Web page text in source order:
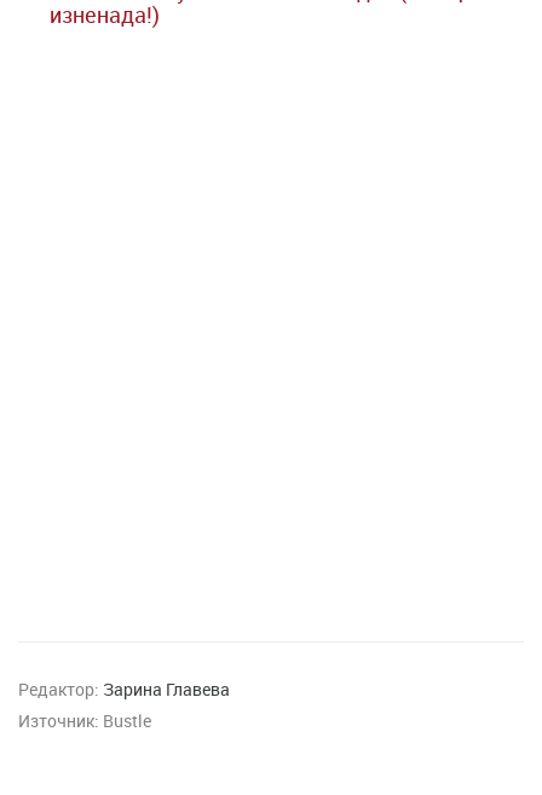
изненада!)
Редактор: Зарина Главева
Източник: Bustle